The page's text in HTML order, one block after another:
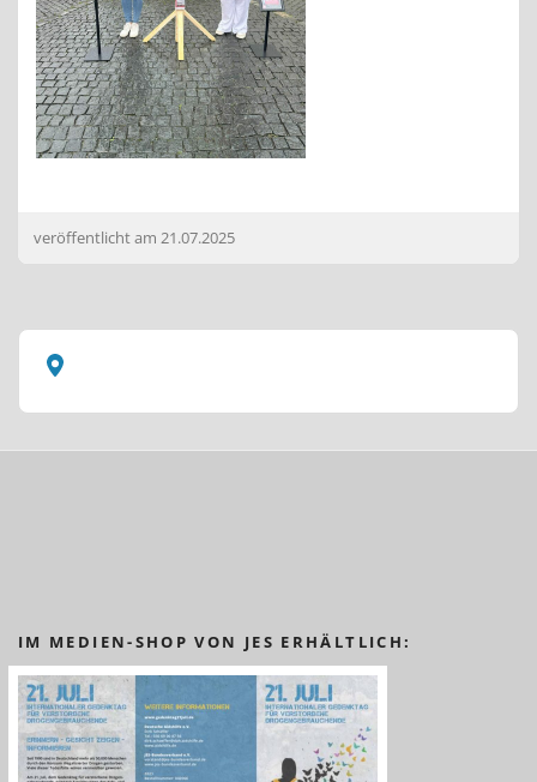
veröffentlicht am 21.07.2025
IM MEDIEN-SHOP VON JES ERHÄLTLICH: